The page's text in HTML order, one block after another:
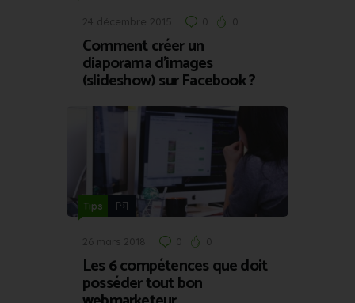
24 décembre 2015 0 0
Comment créer un
diaporama d’images
(slideshow) sur Facebook ?
Tips
26 mars 2018 0 0
Les 6 compétences que doit
posséder tout bon